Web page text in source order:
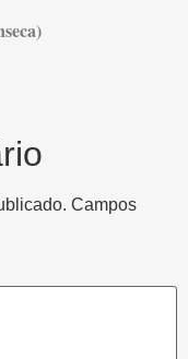
Campos